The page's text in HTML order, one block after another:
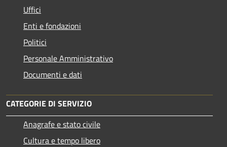
Uffici
Enti e fondazioni
Politici
Personale Amministrativo
Documenti e dati
CATEGORIE DI SERVIZIO
Anagrafe e stato civile
Cultura e tempo libero